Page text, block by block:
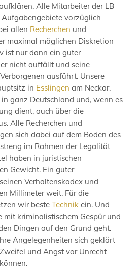
Alle Mitarbeiter der LB
vorzüglich
allen Recherchen und
maximal möglichen Diskretion
ist nur dann ein guter
nicht auffällt und seine
ausführt. Unsere
in Esslingen am Neckar.
ganz Deutschland und, wenn es
dient, auch über die
Alle Recherchen und
sich dabei auf dem Boden des
im Rahmen der Legalität
haben in juristischen
Gewicht. Ein guter
Verhaltenskodex und
Millimeter weit. Für die
wir beste Technik ein. Und
mit kriminalistischem Gespür und
Dingen auf den Grund geht.
Angelegenheiten sich geklärt
und Angst vor Unrecht